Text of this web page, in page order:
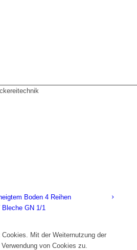
Boden 4 Reihen
GN 1/1
Mit der Weiternutzung der
von Cookies zu.